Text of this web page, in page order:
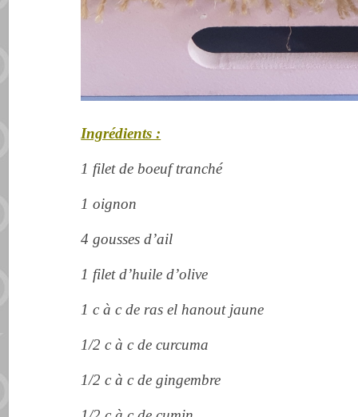
Ingrédients :
1 filet de boeuf tranché
1 oignon
4 gousses d’ail
1 filet d’huile d’olive
1 c à c de ras el hanout jaune
1/2 c à c de curcuma
1/2 c à c de gingembre